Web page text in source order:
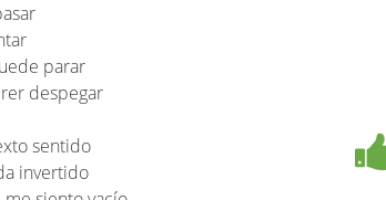
parar
despegar
sentido
invertido